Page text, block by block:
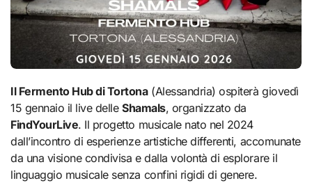
Il Fermento Hub di Tortona(Alessandria) ospiterà giovedì
15 gennaio il live delle Shamals, organizzato da
FindYourLive. Il progetto musicale nato nel 2024
dall’incontro di esperienze artistiche differenti, accomunate
da una visione condivisa e dalla volontà di esplorare il
linguaggio musicale senza confini rigidi di genere.